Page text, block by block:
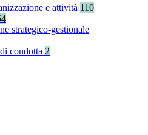
e attività 110
strategico-gestionale
condotta 2